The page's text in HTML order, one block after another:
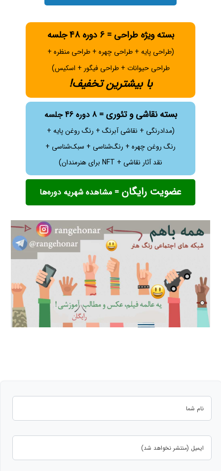
بسته ویژه طراحی = 6 دوره 48 جلسه
(طراحی پایه + طراحی چهره + طراحی منظره +
طراحی حیوانات + طراحی فیگور + اسکیس)
با بیشترین تخفیف!
بسته نقاشی و تئوری = 8 دوره 46 جلسه
(مدادرنگی + نقاشی آبرنگ + رنگ روغن پایه +
رنگ روغن چهره + رنگ‌شناسی + سبک‌شناسی +
نقد آثار نقاشی + NFT برای هنرمندان)
عضویت رایگان = مشاهده شهریه دوره‌ها